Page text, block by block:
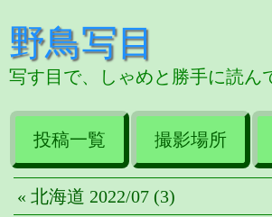
野鳥写目
写す目で、しゃめと勝手に読ん
投稿一覧 撮影場所
« 北海道 2022/07 (3)